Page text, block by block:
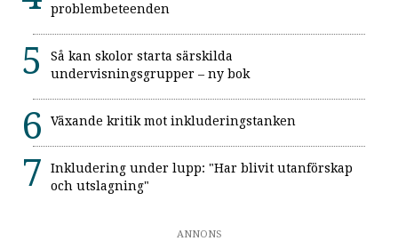
problembeteenden
Så kan skolor starta särskilda
undervisningsgrupper – ny bok
Växande kritik mot inkluderingstanken
Inkludering under lupp: "Har blivit utanförskap
och utslagning"
ANNONS